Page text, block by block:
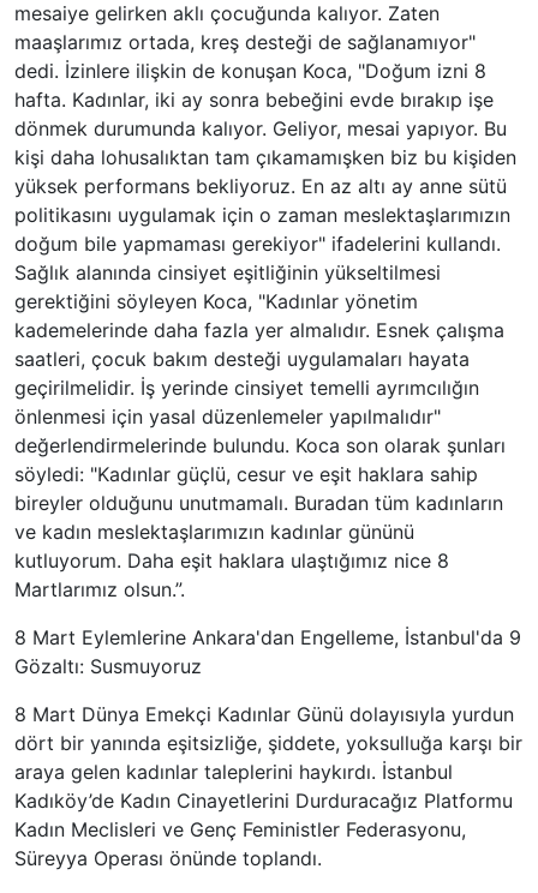
mesaiye gelirken aklı çocuğunda kalıyor. Zaten
maaşlarımız ortada, kreş desteği de sağlanamıyor"
dedi. İzinlere ilişkin de konuşan Koca, "Doğum izni 8
hafta. Kadınlar, iki ay sonra bebeğini evde bırakıp işe
dönmek durumunda kalıyor. Geliyor, mesai yapıyor. Bu
kişi daha lohusalıktan tam çıkamamışken biz bu kişiden
yüksek performans bekliyoruz. En az altı ay anne sütü
politikasını uygulamak için o zaman meslektaşlarımızın
doğum bile yapmaması gerekiyor" ifadelerini kullandı.
Sağlık alanında cinsiyet eşitliğinin yükseltilmesi
gerektiğini söyleyen Koca, "Kadınlar yönetim
kademelerinde daha fazla yer almalıdır. Esnek çalışma
saatleri, çocuk bakım desteği uygulamaları hayata
geçirilmelidir. İş yerinde cinsiyet temelli ayrımcılığın
önlenmesi için yasal düzenlemeler yapılmalıdır"
değerlendirmelerinde bulundu. Koca son olarak şunları
söyledi: "Kadınlar güçlü, cesur ve eşit haklara sahip
bireyler olduğunu unutmamalı. Buradan tüm kadınların
ve kadın meslektaşlarımızın kadınlar gününü
kutluyorum. Daha eşit haklara ulaştığımız nice 8
Martlarımız olsun.”.
8 Mart Eylemlerine Ankara'dan Engelleme, İstanbul'da 9
Gözaltı: Susmuyoruz
8 Mart Dünya Emekçi Kadınlar Günü dolayısıyla yurdun
dört bir yanında eşitsizliğe, şiddete, yoksulluğa karşı bir
araya gelen kadınlar taleplerini haykırdı. İstanbul
Kadıköy’de Kadın Cinayetlerini Durduracağız Platformu
Kadın Meclisleri ve Genç Feministler Federasyonu,
Süreyya Operası önünde toplandı.